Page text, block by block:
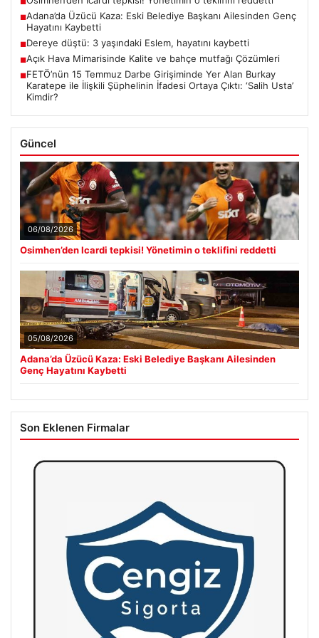
■Adana’da Üzücü Kaza: Eski Belediye Başkanı Ailesinden Genç
Hayatını Kaybetti
■Dereye düştü: 3 yaşındaki Eslem, hayatını kaybetti
■Açık Hava Mimarisinde Kalite ve bahçe mutfağı Çözümleri
■FETÖ’nün 15 Temmuz Darbe Girişiminde Yer Alan Burkay
Karatepe ile İlişkili Şüphelinin İfadesi Ortaya Çıktı: ‘Salih Usta’
Kimdir?
Güncel
06/08/2026
Osimhen’den Icardi tepkisi! Yönetimin o teklifini reddetti
05/08/2026
Adana’da Üzücü Kaza: Eski Belediye Başkanı Ailesinden
Genç Hayatını Kaybetti
Son Eklenen Firmalar